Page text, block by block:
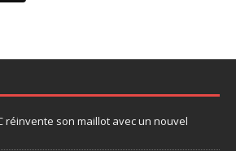
réinvente son maillot avec un nouvel